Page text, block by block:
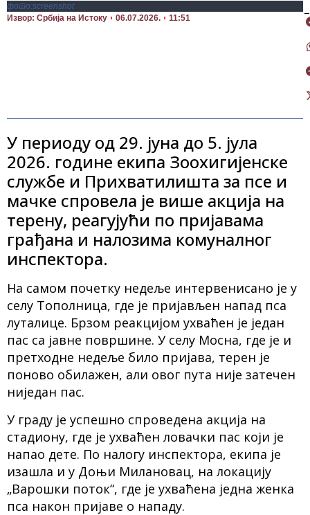
фото:screenshot
Извор: Србија на Истоку
06.07.2026. 11:51
У периоду од 29. јуна до 5. јула
2026. године екипа Зоохигијенске
службе и Прихватилишта за псе и
мачке спровела је више акција на
терену, реагујући по пријавама
грађана и налозима комуналног
инспектора.
На самом почетку недеље интервенисано је у
селу Тополница, где је пријављен напад пса
луталице. Брзом реакцијом ухваћен је један
пас са јавне површине. У селу Мосна, где је и
претходне недеље било пријава, терен је
поново обилажен, али овог пута није затечен
ниједан пас.
У граду је успешно спроведена акција на
стадиону, где је ухваћен ловачки пас који је
напао дете. По налогу инспектора, екипа је
изашла и у Доњи Милановац, на локацију
„Варошки поток“, где је ухваћена једна женка
пса након пријаве о нападу.